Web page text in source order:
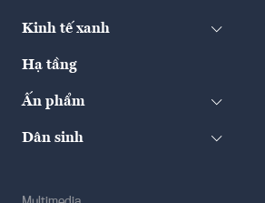
Kinh tế xanh
Hạ tầng
Ấn phẩm
Dân sinh